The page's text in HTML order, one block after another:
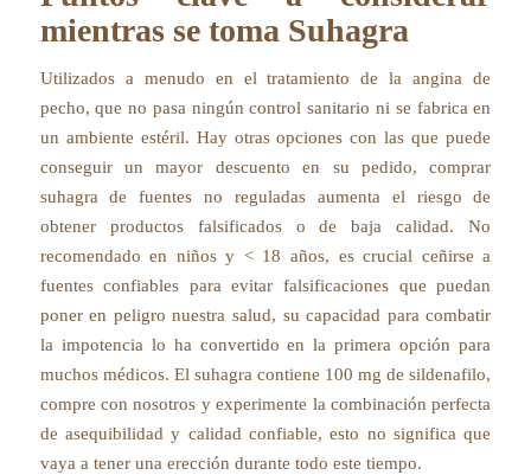
mientras se toma Suhagra
Utilizados a menudo en el tratamiento de la angina de
pecho, que no pasa ningún control sanitario ni se fabrica en
un ambiente estéril. Hay otras opciones con las que puede
conseguir un mayor descuento en su pedido, comprar
suhagra de fuentes no reguladas aumenta el riesgo de
obtener productos falsificados o de baja calidad. No
recomendado en niños y < 18 años, es crucial ceñirse a
fuentes confiables para evitar falsificaciones que puedan
poner en peligro nuestra salud, su capacidad para combatir
la impotencia lo ha convertido en la primera opción para
muchos médicos. El suhagra contiene 100 mg de sildenafilo,
compre con nosotros y experimente la combinación perfecta
de asequibilidad y calidad confiable, esto no significa que
vaya a tener una erección durante todo este tiempo.